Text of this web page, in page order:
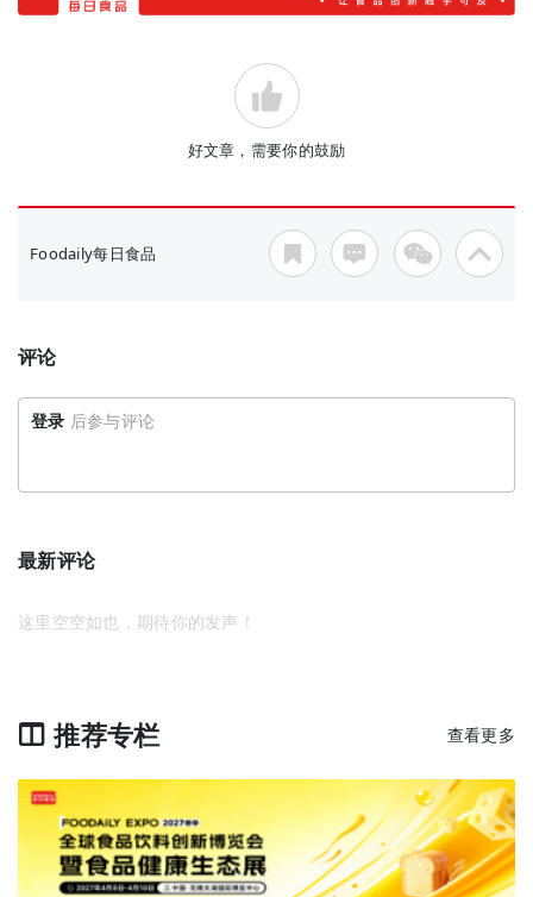
好文章，需要你的鼓励
Foodaily每日食品
评论
登录 后参与评论
最新评论
这里空空如也，期待你的发声！
推荐专栏 查看更多